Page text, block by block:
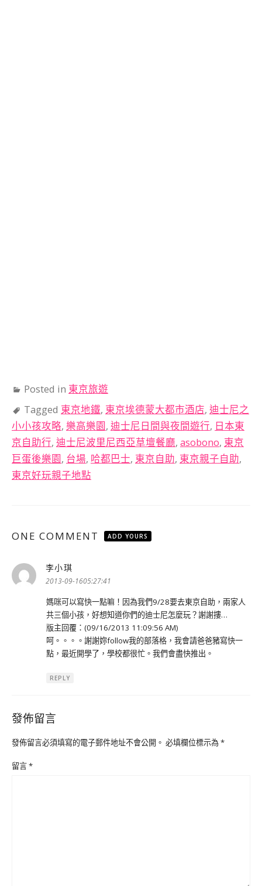
Posted in 東京旅遊
Tagged 東京地鐵, 東京埃德蒙大都市酒店, 迪士尼之
小小孩攻略, 樂高樂園, 迪士尼日間與夜間遊行, 日本東
京自助行, 迪士尼波里尼西亞草壇餐廳, asobono, 東京
巨蛋後樂園, 台場, 哈都巴士, 東京自助, 東京親子自助,
東京好玩親子地點
ONE COMMENT ADD YOURS
李小琪
示:
2013-09-1605:27:41
媽咪可以寫快一點嘛！因為我們9/28要去東京自助，兩家人
共三個小孩，好想知道你們的迪士尼怎麼玩？謝謝摟…
版主回覆：(09/16/2013 11:09:56 AM)
呵。。。。謝謝妳follow我的部落格，我會請爸爸豬寫快一
點，最近開學了，學校都很忙。我們會盡快推出。
REPLY
發佈留言
發佈留言必須填寫的電子郵件地址不會公開。 必填欄位標示為*
留言*